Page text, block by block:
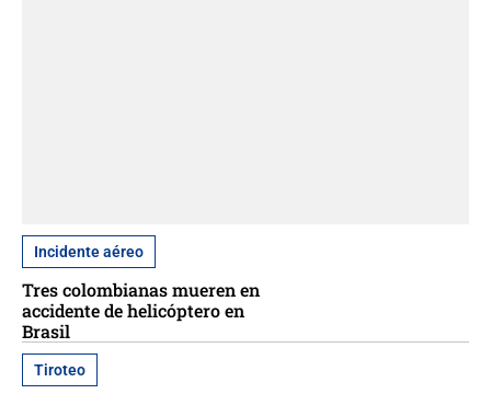
Incidente aéreo
Tres colombianas mueren en
accidente de helicóptero en
Brasil
Tiroteo